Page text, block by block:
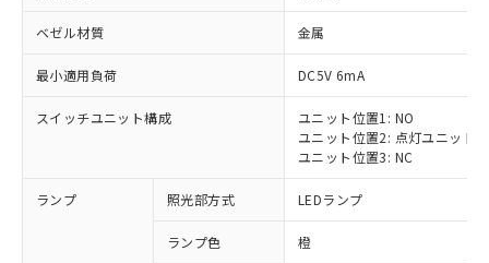
ベゼル材質 金属
最小適用負荷 DC5V 6mA
スイッチユニット構成
ユニット位置1: NO
ユニット位置2: 点灯ユニット
ユニット位置3: NC
ランプ 照光部方式 LEDランプ
ランプ色 橙